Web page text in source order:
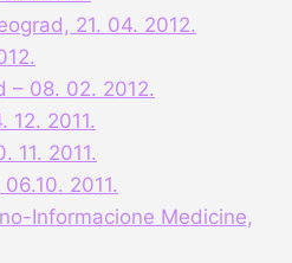
21. 04. 2012.
– 08. 02. 2012.
12. 2011.
11. 2011.
2011.
Informacione Medicine,